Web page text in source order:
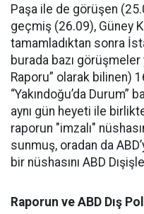
Paşa ile de görüşen
geçmiş (26.09), Güney
tamamladıktan sonra
burada bazı görüşmeler
Raporu” olarak bilinen)
“Yakındoğu’da Durum”
aynı gün heyeti ile
raporun "imzalı"
sunmuş, oradan da
bir nüshasını ABD
Raporun ve ABD Dış